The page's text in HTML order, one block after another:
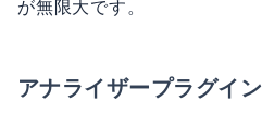
が無限大です。
アナライザープラグイン